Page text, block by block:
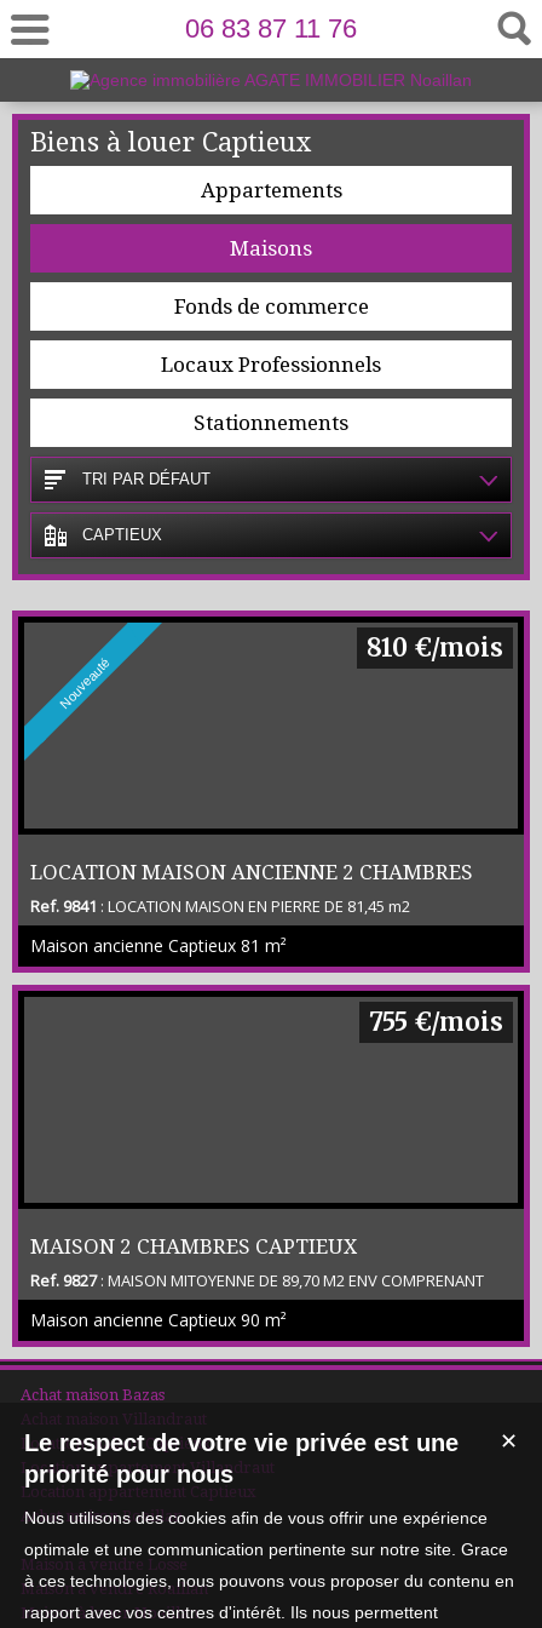
06 83 87 11 76
Biens à louer Captieux
Appartements
Maisons
Fonds de commerce
Locaux Professionnels
Stationnements
TRI PAR DÉFAUT
CAPTIEUX
Nouveauté
LOCATION MAISON ANCIENNE 2 CHAMBRES
CAPTIEUX
Ref. 9841 : LOCATION MAISON EN PIERRE DE 81,45 m2
COMPRENANT SEJOUR CUISINE 2 CHAMRES SDB WC CELLIER
LOGGIAS (MEZZANINE) AUVENT PETITES DEPENDANCES TERRAIN
NON CLOS DE 1 800 M2 ENV LOYER 750 € / MOIS + PROVISION 60 €
+ FRAIS 785 € SECTEUR TRES CALME -
Maison ancienne Captieux 81 m²
810 €/mois
MAISON 2 CHAMBRES CAPTIEUX
Ref. 9827: MAISON MITOYENNE DE 89,70 M2 ENV COMPRENANT
SEJOUR – CUISINE EQUIPEE – 2 CHAMBRES DONT UNE AVEC
PLACARD – BUREAU – SDE – 2 WC – CELLIER - TERRASSE NON
COUVERTE JARDIN – GARAGE NON ATTENANT - (CLASSE
ENERGETIQUE C) LOYER 745 € + 10 E ENTRETIEN EXTERIEUR + FRAIS
D AGENCE 716,10 €
Maison ancienne Captieux 90 m²
755 €/mois
Achat maison Bazas
Achat maison Villandraut
Location maison Captieux
Location appartement Villandraut
Location appartement Captieux
Achat maison Roaillan
Maison à vendre Losse
Maison à vendre Roaillan
Maison à louer Noaillan
✕
Le respect de votre vie privée est une
priorité pour nous
Nous utilisons des cookies afin de vous offrir une expérience
optimale et une communication pertinente sur notre site. Grace
à ces technologies, nous pouvons vous proposer du contenu en
rapport avec vos centres d'intérêt. Ils nous permettent